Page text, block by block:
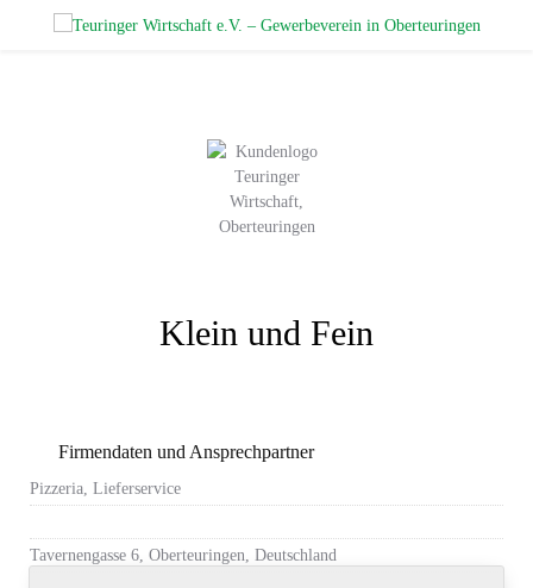
Klein und Fein
Firmendaten und Ansprechpartner
Pizzeria, Lieferservice
Tavernengasse 6, Oberteuringen, Deutschland